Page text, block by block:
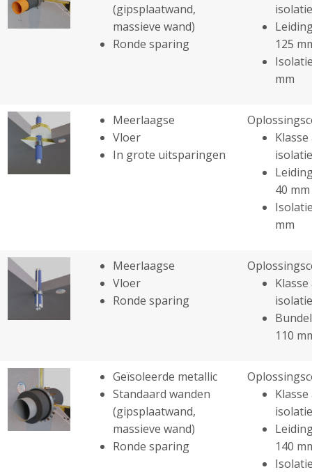
(gipsplaatwand,
massieve wand)
Ronde sparing
125
mm
Meerlaagse
Vloer
In grote uitsparingen
40 mm
mm
Meerlaagse
Vloer
Ronde sparing
110
Geïsoleerde metallic
Standaard wanden
(gipsplaatwand,
massieve wand)
Ronde sparing
140